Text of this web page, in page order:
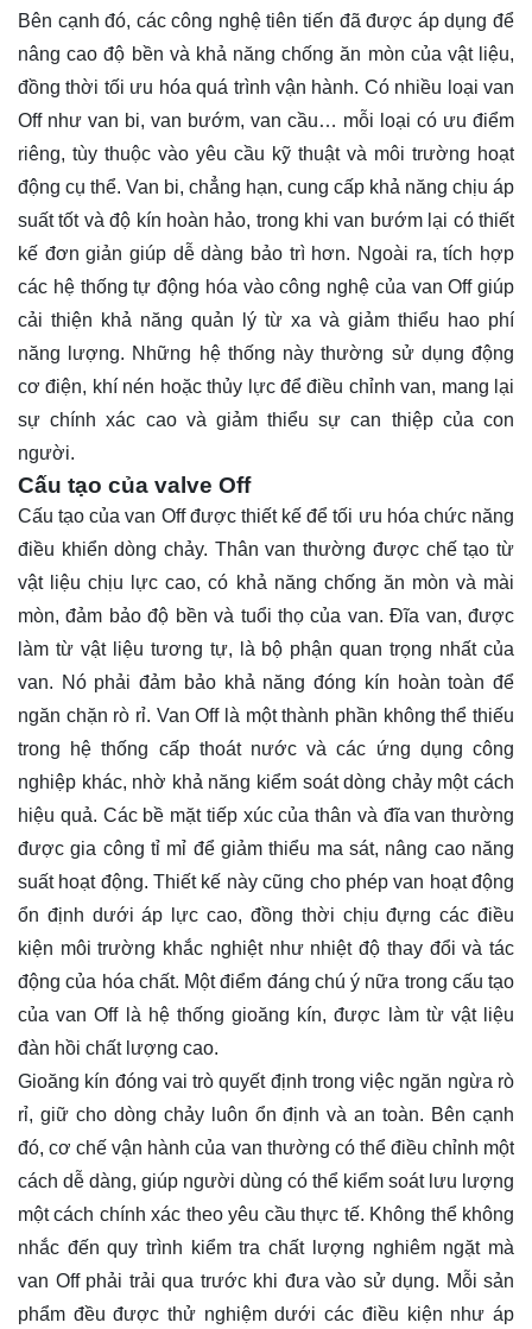
Bên cạnh đó, các công nghệ tiên tiến đã được áp dụng để
nâng cao độ bền và khả năng chống ăn mòn của vật liệu,
đồng thời tối ưu hóa quá trình vận hành. Có nhiều loại van
Off như van bi, van bướm, van cầu… mỗi loại có ưu điểm
riêng, tùy thuộc vào yêu cầu kỹ thuật và môi trường hoạt
động cụ thể. Van bi, chẳng hạn, cung cấp khả năng chịu áp
suất tốt và độ kín hoàn hảo, trong khi van bướm lại có thiết
kế đơn giản giúp dễ dàng bảo trì hơn. Ngoài ra, tích hợp
các hệ thống tự động hóa vào công nghệ của van Off giúp
cải thiện khả năng quản lý từ xa và giảm thiểu hao phí
năng lượng. Những hệ thống này thường sử dụng động
cơ điện, khí nén hoặc thủy lực để điều chỉnh van, mang lại
sự chính xác cao và giảm thiểu sự can thiệp của con
người.
Cấu tạo của valve Off
Cấu tạo của van Off được thiết kế để tối ưu hóa chức năng
điều khiển dòng chảy. Thân van thường được chế tạo từ
vật liệu chịu lực cao, có khả năng chống ăn mòn và mài
mòn, đảm bảo độ bền và tuổi thọ của van. Đĩa van, được
làm từ vật liệu tương tự, là bộ phận quan trọng nhất của
van. Nó phải đảm bảo khả năng đóng kín hoàn toàn để
ngăn chặn rò rỉ. Van Off là một thành phần không thể thiếu
trong hệ thống cấp thoát nước và các ứng dụng công
nghiệp khác, nhờ khả năng kiểm soát dòng chảy một cách
hiệu quả. Các bề mặt tiếp xúc của thân và đĩa van thường
được gia công tỉ mỉ để giảm thiểu ma sát, nâng cao năng
suất hoạt động. Thiết kế này cũng cho phép van hoạt động
ổn định dưới áp lực cao, đồng thời chịu đựng các điều
kiện môi trường khắc nghiệt như nhiệt độ thay đổi và tác
động của hóa chất. Một điểm đáng chú ý nữa trong cấu tạo
của van Off là hệ thống gioăng kín, được làm từ vật liệu
đàn hồi chất lượng cao.
Gioăng kín đóng vai trò quyết định trong việc ngăn ngừa rò
rỉ, giữ cho dòng chảy luôn ổn định và an toàn. Bên cạnh
đó, cơ chế vận hành của van thường có thể điều chỉnh một
cách dễ dàng, giúp người dùng có thể kiểm soát lưu lượng
một cách chính xác theo yêu cầu thực tế. Không thể không
nhắc đến quy trình kiểm tra chất lượng nghiêm ngặt mà
van Off phải trải qua trước khi đưa vào sử dụng. Mỗi sản
phẩm đều được thử nghiệm dưới các điều kiện như áp